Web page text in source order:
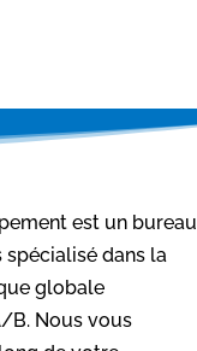
est un bureau
spécialisé dans la
globale
B. Nous vous